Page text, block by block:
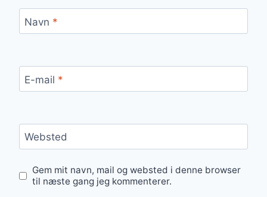
Navn *
E-mail *
Websted
Gem mit navn, mail og websted i denne browser
til næste gang jeg kommenterer.